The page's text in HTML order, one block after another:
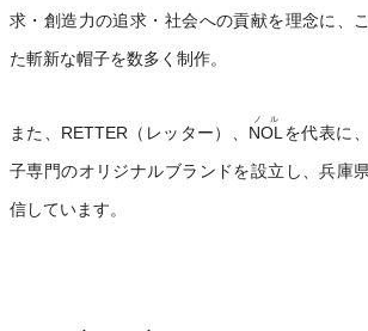
求・創造力の追求・社会への貢献を理念に、
た斬新な帽子を数多く制作。
また、RETTER（レッター）、 NOL
ノル
を代表に
子専門のオリジナルブランドを設立し、兵庫
信しています。